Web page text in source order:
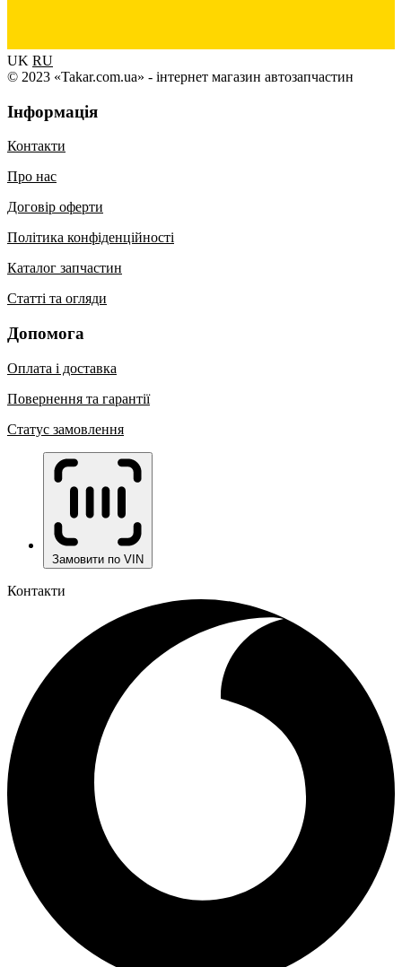
UK RU
© 2023 «Takar.com.ua» - інтернет магазин автозапчастин
Інформація
Контакти
Про нас
Договір оферти
Політика конфіденційності
Каталог запчастин
Статті та огляди
Допомога
Оплата і доставка
Повернення та гарантії
Статус замовлення
Замовити по VIN
Контакти